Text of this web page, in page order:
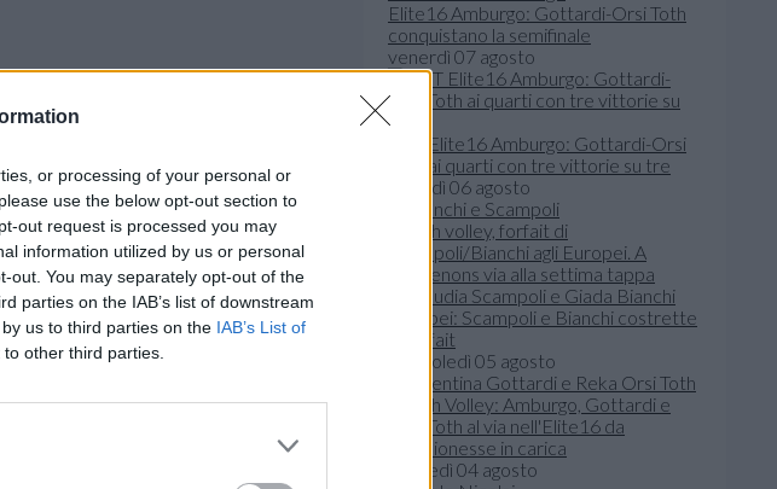
or processing of your personal or
use the below opt-out section to
out request is processed you may
information utilized by us or personal
out. You may separately opt-out of the
parties on the IAB’s list of downstream
us to third parties on the IAB’s List of
other third parties.
Elite16 Amburgo: Gottardi-Orsi Toth
conquistano la semifinale
venerdì 07 agosto
BPT Elite16 Amburgo: Gottardi-Orsi
Toth ai quarti con tre vittorie su tre
giovedì 06 agosto
Beach volley, forfait di
Scampoli/Bianchi agli Europei. A
Cordenons via alla settima tappa
Europei: Scampoli e Bianchi costrette
al forfait
mercoledì 05 agosto
Beach Volley: Amburgo, Gottardi e
Orsi Toth al via nell'Elite16 da
campionesse in carica
martedì 04 agosto